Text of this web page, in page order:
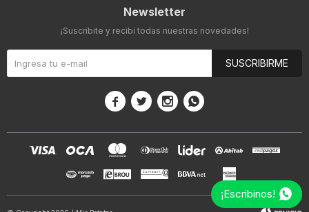
Newsletter
¡Suscribite y recibí todas nuestras novedades!
SUSCRIBIRME
   
¡Escribinos!